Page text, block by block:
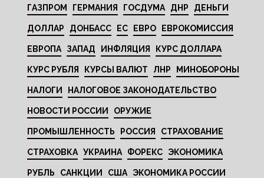
ГАЗПРОМ ГЕРМАНИЯ ГОСДУМА ДНР ДЕНЬГИ
ДОЛЛАР ДОНБАСС ЕС ЕВРО ЕВРОКОМИССИЯ
ЕВРОПА ЗАПАД ИНФЛЯЦИЯ КУРС ДОЛЛАРА
КУРС РУБЛЯ КУРСЫ ВАЛЮТ ЛНР МИНОБОРОНЫ
НАЛОГИ НАЛОГОВОЕ ЗАКОНОДАТЕЛЬСТВО
НОВОСТИ РОССИИ ОРУЖИЕ
ПРОМЫШЛЕННОСТЬ РОССИЯ СТРАХОВАНИЕ
СТРАХОВКА УКРАИНА ФОРЕКС ЭКОНОМИКА
РУБЛЬ САНКЦИИ США ЭКОНОМИКА РОССИИ